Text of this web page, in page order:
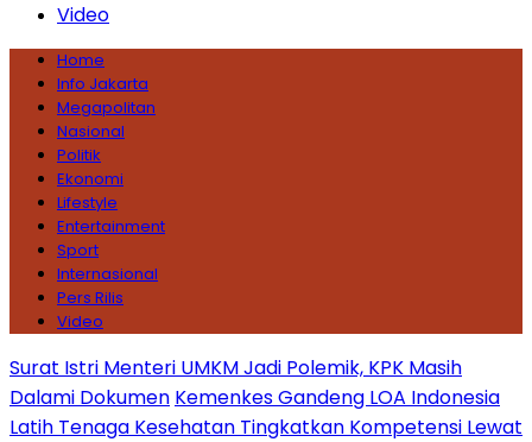
Video
Home
Info Jakarta
Megapolitan
Nasional
Politik
Ekonomi
Lifestyle
Entertainment
Sport
Internasional
Pers Rilis
Video
Surat Istri Menteri UMKM Jadi Polemik, KPK Masih
Dalami Dokumen Kemenkes Gandeng LOA Indonesia
Latih Tenaga Kesehatan Tingkatkan Kompetensi Lewat